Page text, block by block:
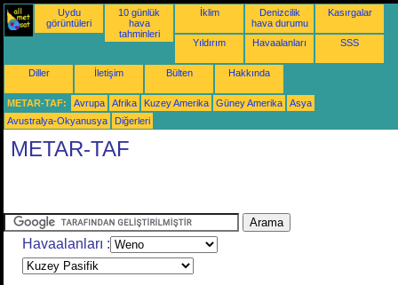
Uydu
görüntüleri
10 günlük
hava
tahminleri
İklim
Denizcilik
hava durumu
Kasırgalar
Yıldırım Havaalanları SSS
Diller İletişim Bülten Hakkında
METAR-TAF: Avrupa Afrika Kuzey Amerika Güney Amerika
Asya
Avustralya-Okyanusya
Diğerleri
METAR-TAF
Havaalanları :